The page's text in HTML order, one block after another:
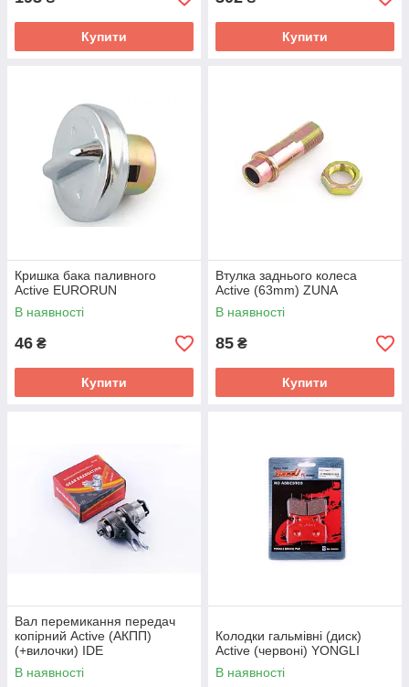
Купити Купити
Кришка бака паливного
Active EURORUN
В наявності
46 ₴
Купити
Втулка заднього колеса
Active (63mm) ZUNA
В наявності
85 ₴
Купити
Вал перемикання передач
копірний Active (АКПП)
(+вилочки) IDE
В наявності
Колодки гальмівні (диск)
Active (червоні) YONGLI
В наявності